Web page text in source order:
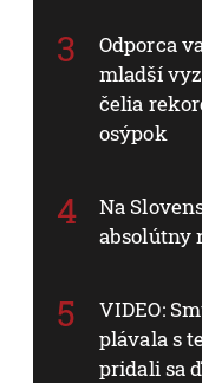
Odporca
mladší
čelia
osýpok
Na
absolútny
VIDEO:
plávala s
pridali sa